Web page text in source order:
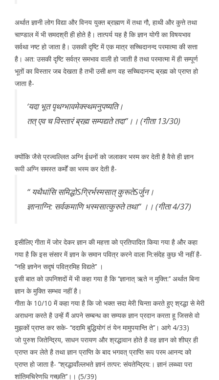
अर्थात ज्ञानी लोग विद्या और विनय युक्त ब्राह्मण में तथा गौ, हाथी और कुत्ते तथा
चाण्डाल में भी समदश्री ही होते है। तात्पर्य यह है कि ज्ञान योगी का विषयभाव
सर्वथा नष्ट हो जाता है। उसकी दृष्टि में एक मात्र सच्चिदानन्द परमात्मा की सत्ता
है। अत: उसकी दृष्टि सर्वत्र समभाव वाली हो जाती है तथा परमात्मा में ही सम्पूर्ण
भूतों का विस्तार जब देखता है तभी उसी क्षण वह सच्चिदानन्द ब्रह्म को प्राप्त हो
जाता है-
‘यदा भूत पृथग्भावमेक्स्थमनुपष्यति।
तत् एव च विस्तारं ब्रह्म सम्पद्यते तदा’’।। (गीता 13/30)
क्योंकि जैसे प्रज्वल्लित अग्नि ईधनों को जलाकर भस्म कर देती है वैसे ही ज्ञान
रूपी अग्नि समस्त कर्मों का भस्म कर देती है-
‘‘ यथैधांसि समिद्धोSग्रिर्भस्मसात् कुरूतेSर्जुन।
ज्ञानाग्नि: सर्वकमाणि भस्मसात्कुरुते तथा’’ ।। (गीता 4/37)
इसीलिए गीता में जोर देकर ज्ञान की महत्ता को प्रतिपादित किया गया है और कहा
गया है कि इस संसार में ज्ञान के समान पवित्र करने वाला नि:संदेह कुछ भी नहीं है-
‘‘नहि ज्ञानेन सदृषं पवित्रमिह विद्यते’’ ।
इसी बात को उपनिशदों में भी कहा गया है कि ‘‘ज्ञानात् ऋते न मुक्ति:’’ अर्थात बिना
ज्ञान के मुक्ति सम्भव नहीं है।
गीता के 10/10 में कहा गया है कि जो भक्त सदा मेरी चिन्ता करते हुए श्रद्धा से मेरी
अराधना करते है उन्हें मैं अपने सम्बन्ध का सम्यक ज्ञान प्रदान करता हू जिससे वो
मुझकों प्राप्त कर सके- ‘‘ददामि बुद्धियोगं तं येन मामुपयान्ति ते’’। आगे 4/33)
जो पुरुश जितेन्द्रिय, साधन परायण और श्रद्धावान होते है वह ज्ञान को शीघ्र ही
प्राप्त कर लेते है तथा ज्ञान प्राप्ति के बाद भगवत् प्राप्ति रूप परम आनन्द को
प्राप्त हो जाता है- ‘‘श्रद्धावॉंल्लभते ज्ञानं तत्पर: संयतेन्द्रिय:। ज्ञानं लब्ध्वा परा
शांतिमचिरेणधि गच्छति’’।। (5/39)